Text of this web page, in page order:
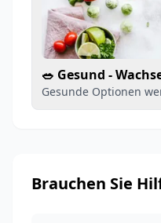
🥗 Gesund -
Gesunde Optionen
Brauchen Sie